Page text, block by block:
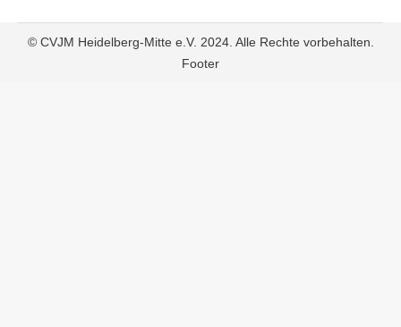
© CVJM Heidelberg-Mitte e.V. 2024. Alle Rechte vorbehalten.
Footer